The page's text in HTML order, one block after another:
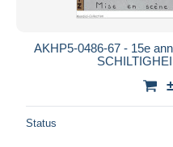
AKHP5-0486-67 - 15e
Status